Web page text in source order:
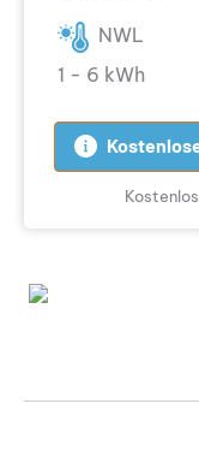
NWL
1 - 6 kWh